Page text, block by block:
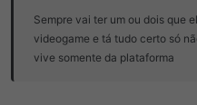
Sempre vai ter um ou dois que
videogame e tá tudo certo só
vive somente da plataforma